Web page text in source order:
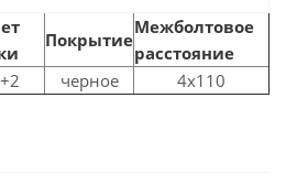
Покрытие
Межболтовое
расстояние
черное 4x110